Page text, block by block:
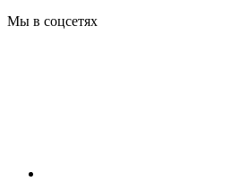
Мы в соцсетях